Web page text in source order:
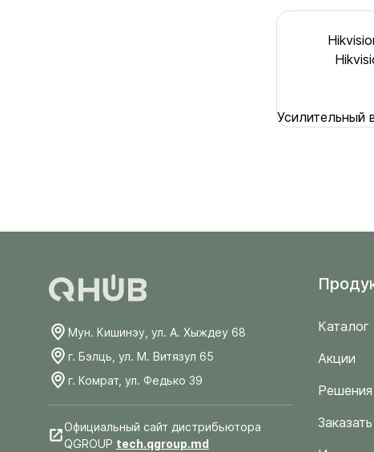
Усилительный
Мун. Кишинэу, ул. А. Хыждеу 68
г. Бэлць, ул. М. Витязул 65
г. Комрат, ул. Федько 39
Официальный сайт дистрибьютора
QGROUP tech.qgroup.md
Каталог
Акции
Решения